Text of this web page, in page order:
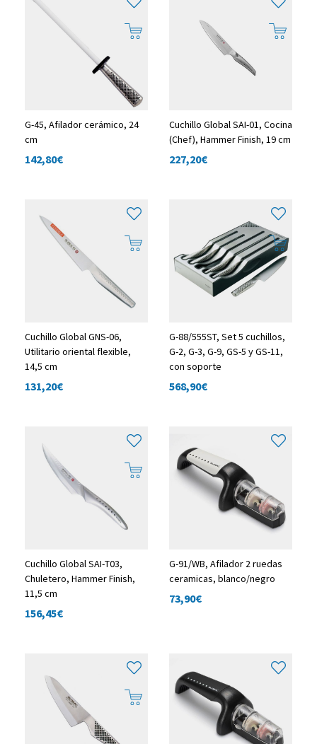
G-45, Afilador cerámico, 24
cm
142,80€
Cuchillo Global SAI-01, Cocina
(Chef), Hammer Finish, 19 cm
227,20€
Cuchillo Global GNS-06,
Utilitario oriental flexible,
14,5 cm
131,20€
G-88/555ST, Set 5 cuchillos,
G-2, G-3, G-9, GS-5 y GS-11,
con soporte
568,90€
Cuchillo Global SAI-T03,
Chuletero, Hammer Finish,
11,5 cm
156,45€
G-91/WB, Afilador 2 ruedas
ceramicas, blanco/negro
73,90€